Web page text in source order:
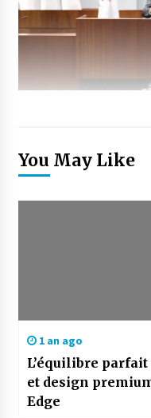
You May Like
1 an ago
L’équilibre
et design
Edge